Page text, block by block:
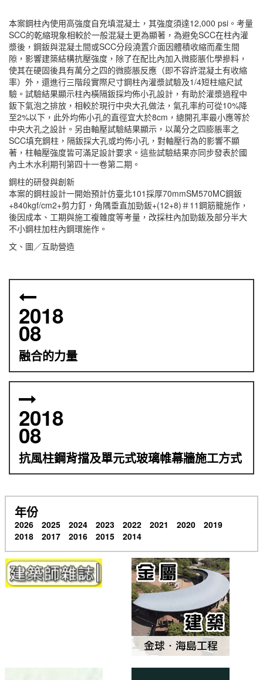
本案鋼柱內使用高強度自充填混凝土，其強度須達12,000 psi。考量
SCC的乾縮現象相較於一般混凝土更為顯著，為避免SCC在柱內灌
漿後，鋼鈑與混凝土間或SCC分段澆置介面因體積收縮而產生間
隙，影響建築結構抗壓強度，除了在配比內加入微膨脹化學摻料，
使其在硬固後具有萬分之四的微膨脹反應（即不容許混凝土有收縮
率）外，還進行三階段實際尺寸鋼柱內灌漿試驗及1/4短柱縮尺試
驗。試驗結果顯示柱內橫隔鈑採均佈小孔設計，有助於灌漿過程中
鈑下氣泡之排放，相較於現行中央大孔做法，氣孔率約可從10%降
至2%以下，此外均佈小孔的直徑宜大於8cm，總開孔率最小應等於
中央大孔之設計。另由軸壓試驗結果顯示，以萬分之四膨脹率之
SCC填充鋼柱，隔鈑採大孔或均佈小孔，對軸壓行為的影響不顯
著，柱軸壓強度皆可滿足設計要求。這些試驗結果亦同步發表於國
內土木水利期刊第四十一卷第二期。
鋼柱的研發與創新
本案的鋼柱設計一開始預計仿臺北101採厚70mmSM570MC鋼鈑
+840kgf/cm2+剪力釘，角隅垂直加勁鈑+(12+8)＃11鋼筋籠施作，
後因成本、工期與施工複雜度等考量，改採柱內加勁鈑及部分半大
不小鋼柱加柱內鋼環施作。
文、圖／互助營造
2018
08
融合的力量
2018
08
抗風柱鋼背擋及單元式玻璃帷幕牆施工方式
年份
2026 2025 2024 2023 2022 2021 2020
2019
2018
2017 2016 2015 2014